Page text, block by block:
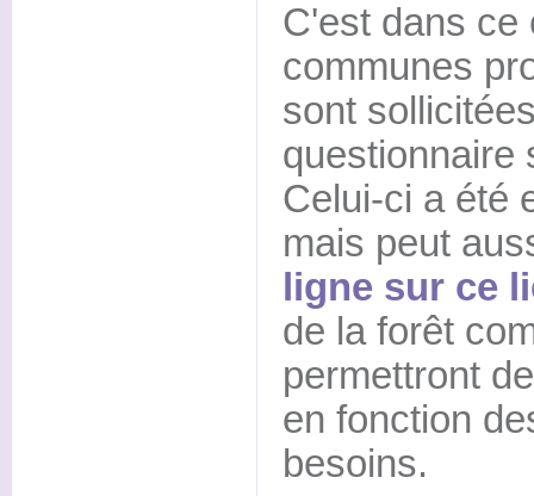
C'est dans ce
communes
sont
questionnaire
Celui-ci a été
mais peut
ligne sur ce
de la forêt
permettront
en fonction
besoins.